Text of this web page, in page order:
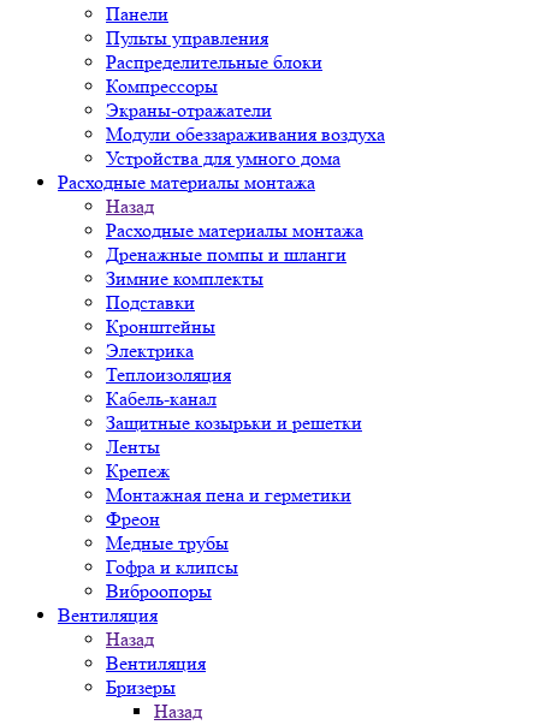
Панели
Пульты управления
Распределительные блоки
Компрессоры
Экраны-отражатели
Модули обеззараживания воздуха
Устройства для умного дома
Расходные материалы монтажа
Назад
Расходные материалы монтажа
Дренажные помпы и шланги
Зимние комплекты
Подставки
Кронштейны
Электрика
Теплоизоляция
Кабель-канал
Защитные козырьки и решетки
Ленты
Крепеж
Монтажная пена и герметики
Фреон
Медные трубы
Гофра и клипсы
Виброопоры
Вентиляция
Назад
Вентиляция
Бризеры
Назад